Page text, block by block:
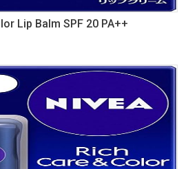
Lip Balm SPF 20 PA++